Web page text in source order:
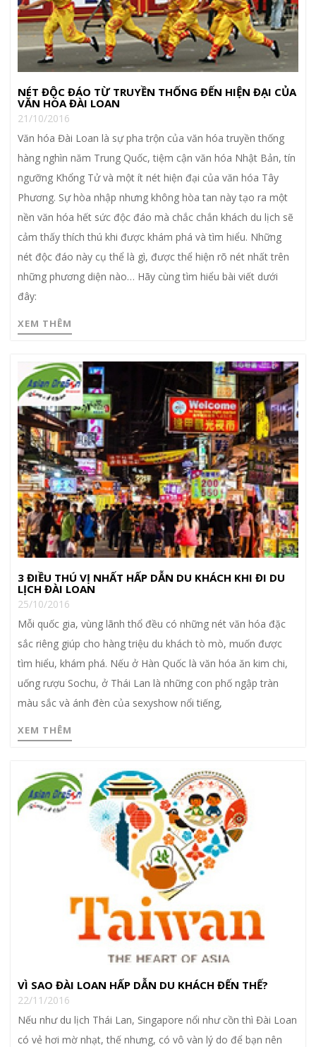
NÉT ĐỘC ĐÁO TỪ TRUYỀN THỐNG ĐẾN HIỆN ĐẠI CỦA
VĂN HÓA ĐÀI LOAN
21/10/2016
Văn hóa Đài Loan là sự pha trộn của văn hóa truyền thống
hàng nghìn năm Trung Quốc, tiệm cận văn hóa Nhật Bản, tín
ngưỡng Khổng Tử và một ít nét hiện đại của văn hóa Tây
Phương. Sự hòa nhập nhưng không hòa tan này tạo ra một
nền văn hóa hết sức độc đáo mà chắc chắn khách du lịch sẽ
cảm thấy thích thú khi được khám phá và tìm hiểu. Những
nét độc đáo này cụ thể là gì, được thể hiện rõ nét nhất trên
những phương diện nào… Hãy cùng tìm hiểu bài viết dưới
đây:
XEM THÊM
3 ĐIỀU THÚ VỊ NHẤT HẤP DẪN DU KHÁCH KHI ĐI DU
LỊCH ĐÀI LOAN
25/10/2016
Mỗi quốc gia, vùng lãnh thổ đều có những nét văn hóa đặc
sắc riêng giúp cho hàng triệu du khách tò mò, muốn được
tìm hiểu, khám phá. Nếu ở Hàn Quốc là văn hóa ăn kim chi,
uống rượu Sochu, ở Thái Lan là những con phố ngập tràn
màu sắc và ánh đèn của sexyshow nổi tiếng,
XEM THÊM
VÌ SAO ĐÀI LOAN HẤP DẪN DU KHÁCH ĐẾN THẾ?
22/11/2016
Nếu như du lịch Thái Lan, Singapore nổi như cồn thì Đài Loan
có vẻ hơi mờ nhạt, thế nhưng, có vô vàn lý do để bạn nên